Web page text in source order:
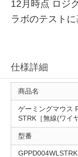
12月時点 ロジ
ラボのテストに
仕様詳細
商品名
ゲーミングマウス
STRK［無線(ワイ
型番
GPPD004WLSTRK